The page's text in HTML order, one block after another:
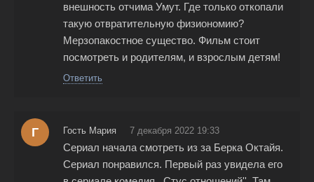
внешность отчима Умут. Где только откопали
такую отвратительную физиономию?
Мерзопакостное существо. Фильм стоит
посмотреть и родителям, и взрослым детям!
Ответить
Г Гость Мария 7 декабря 2022 19:33
Сериал начала смотреть из за Берка Октайя.
Сериал понравился. Первый раз увидела его